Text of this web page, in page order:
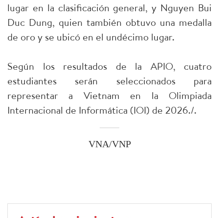
lugar en la clasificación general, y Nguyen Bui
Duc Dung, quien también obtuvo una medalla
de oro y se ubicó en el undécimo lugar.
Según los resultados de la APIO, cuatro
estudiantes serán seleccionados para
representar a Vietnam en la Olimpiada
Internacional de Informática (IOI) de 2026./.
VNA/VNP